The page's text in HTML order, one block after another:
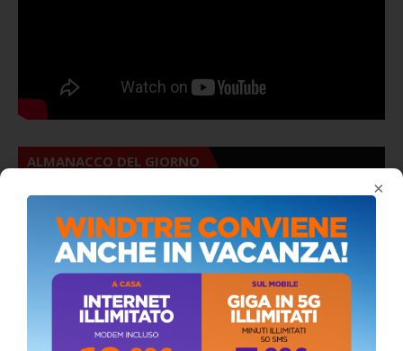
×
ALMANACCO DEL GIORNO